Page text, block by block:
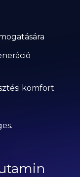
komfort